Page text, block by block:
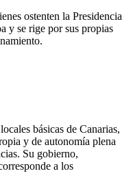
ostenten la Presidencia
y se rige por sus propias
básicas de Canarias,
y de autonomía plena
Su gobierno,
a los